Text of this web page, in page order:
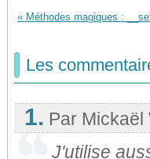
« Méthodes magiques :
Les
1. Par Mickaël
J'utilise